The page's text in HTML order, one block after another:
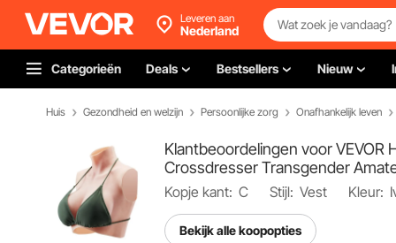
Leveren aan
Nederland
Categorieën Deals Bestsellers Nieuw
Huis Gezondheid en welzijn Persoonlijke zorg Onafhankelijk leven
Klantbeoordelingen voor VEVOR
Crossdresser Transgender
Kopje kant: C Stijl: Vest Kleur:
Bekijk alle koopopties